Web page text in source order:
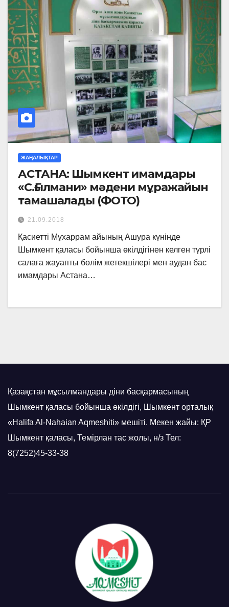
ЖАҢАЛЫҚТАР
АСТАНА: Шымкент имамдары
«С.Ғылмани» мәдени мұражайын
тамашалады (ФОТО)
21.09.2018
Қасиетті Мұхаррам айының Ашура күнінде
Шымкент қаласы бойынша өкілдігінен келген түрлі
салаға жауапты бөлім жетекшілері мен аудан бас
имамдары Астана…
Қазақстан мұсылмандары діни басқармасының
Шымкент қаласы бойынша өкілдігі, Шымкент орталық
«Halifa Al-Nahaian Aqmeshiti» мешіті. Мекен жайы: ҚР
Шымкент қаласы, Темірлан тас жолы, н/з Тел:
8(7252)45-33-38